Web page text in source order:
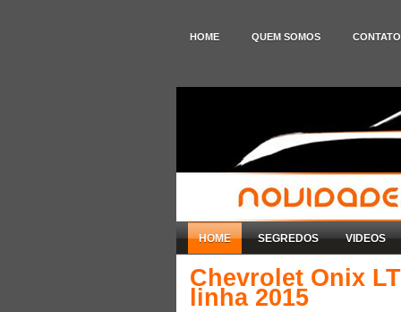
HOME QUEM SOMOS CONTATO
HOME SEGREDOS VIDEOS
Chevrolet Onix
linha 2015